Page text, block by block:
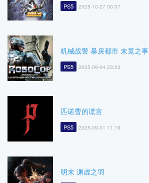
PS5 2025-10-27 00:07
机械战警 暴戾都市 未竟之事
PS5 2025-09-04 23:23
匹诺曹的谎言
PS5 2025-09-01 11:19
明末 渊虚之羽